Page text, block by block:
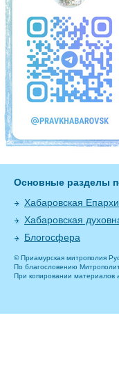
Основные разделы
Хабаровская
Хабаровская
Блогосфера
© Приамурская митрополия
По благословению
При копировании материалов